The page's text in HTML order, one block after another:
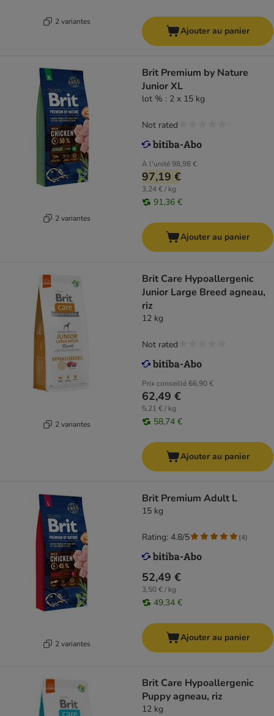
2 variantes
Ajouter au panier
2 variantes
Brit Premium by Nature
Junior XL
lot % : 2 x 15 kg
À l'unité98,98 €
97,19 €
3,24 € / kg
91,36 €
Not rated
Ajouter au panier
2 variantes
Brit Care Hypoallergenic
Junior Large Breed agneau,
riz
12 kg
Prix conseillé 66,90 €
62,49 €
5,21 € / kg
58,74 €
Not rated
Ajouter au panier
2 variantes
Brit Premium Adult L
15 kg
52,49 €
3,50 € / kg
49,34 €
Rating: 4.8/5 (4)
Ajouter au panier
Brit Care Hypoallergenic
Puppy agneau, riz
12 kg